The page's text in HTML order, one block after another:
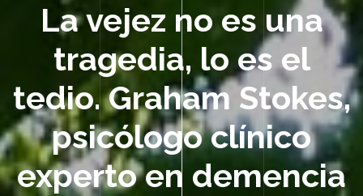
La vejez no es una
tragedia, lo es el
tedio. Graham Stokes,
psicólogo clínico
experto en demencia